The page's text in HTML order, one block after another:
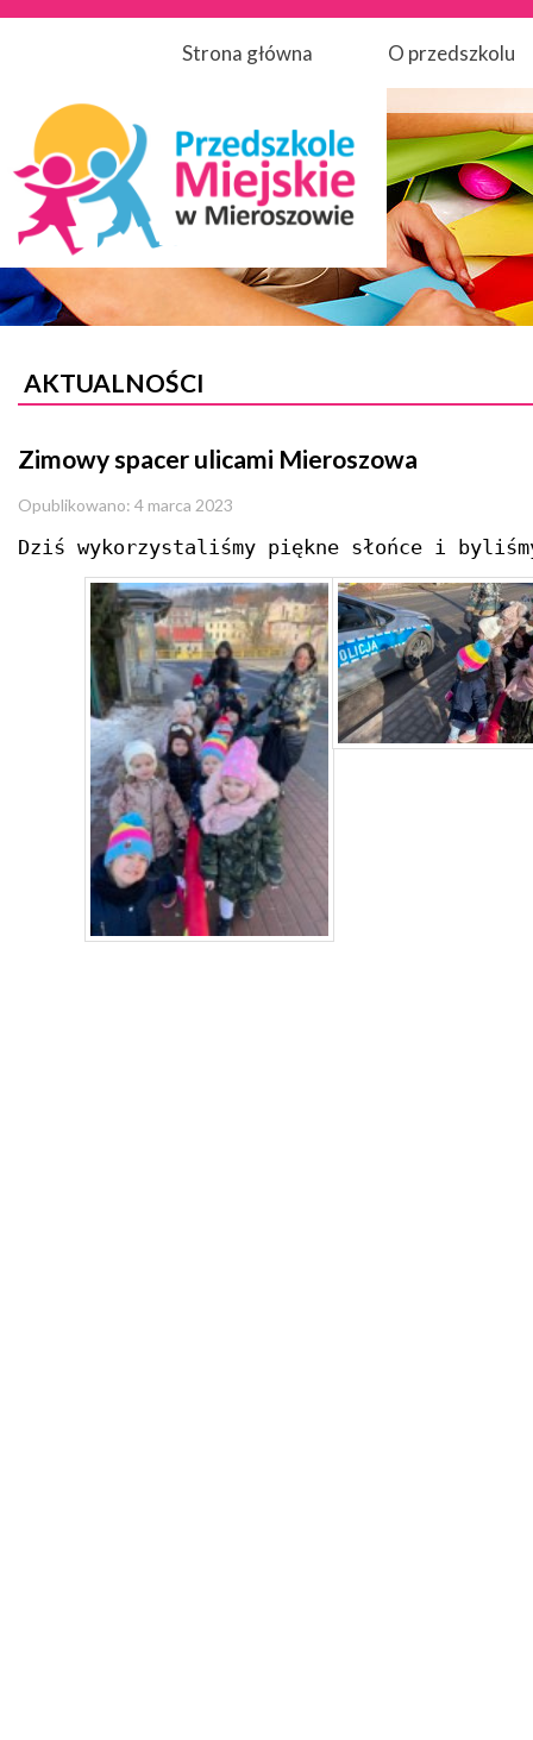
Strona główna O przedszkolu
AKTUALNOŚCI
Zimowy spacer ulicami Mieroszowa
Opublikowano: 4 marca 2023
Dziś wykorzystaliśmy piękne słońce i